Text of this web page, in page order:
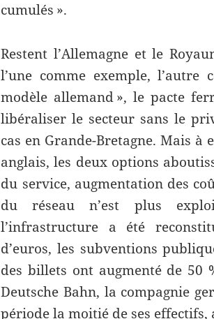
cumulés ».
Restent l’Allemagne et le
l’une comme exemple, l’autre
modèle allemand », le pacte
libéraliser le secteur sans le
cas en Grande-Bretagne. Mais
anglais, les deux options
du service, augmentation des
du réseau n’est plus
l’infrastructure a été
d’euros, les subventions
des billets ont augmenté de 50
Deutsche Bahn, la compagnie
période la moitié de ses